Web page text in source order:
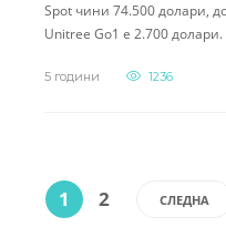
Spot чини 74.500 долари,
Unitree Go1 е 2.700
5 години 1236
1 2 СЛЕДНА